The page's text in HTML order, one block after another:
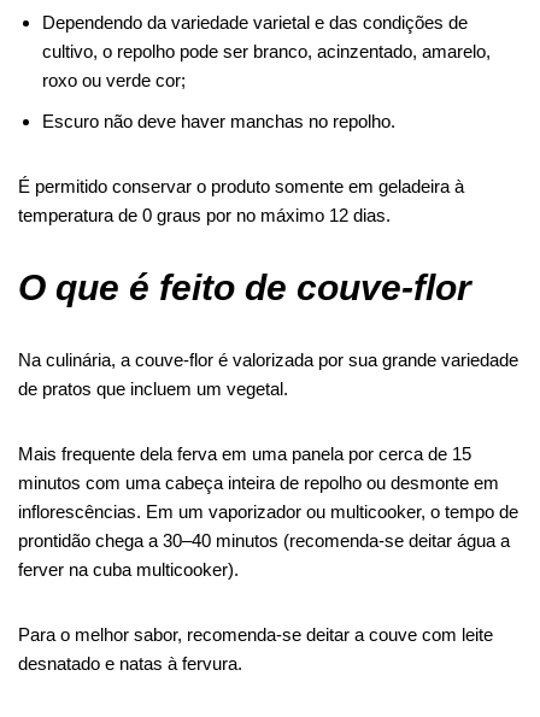
Dependendo da variedade varietal e das condições de
cultivo, o repolho pode ser branco, acinzentado, amarelo,
roxo ou verde cor;
Escuro não deve haver manchas no repolho.
É permitido conservar o produto somente em geladeira à
temperatura de 0 graus por no máximo 12 dias.
O que é feito de couve-flor
Na culinária, a couve-flor é valorizada por sua grande variedade
de pratos que incluem um vegetal.
Mais frequente dela ferva em uma panela por cerca de 15
minutos com uma cabeça inteira de repolho ou desmonte em
inflorescências. Em um vaporizador ou multicooker, o tempo de
prontidão chega a 30–40 minutos (recomenda-se deitar água a
ferver na cuba multicooker).
Para o melhor sabor, recomenda-se deitar a couve com leite
desnatado e natas à fervura.